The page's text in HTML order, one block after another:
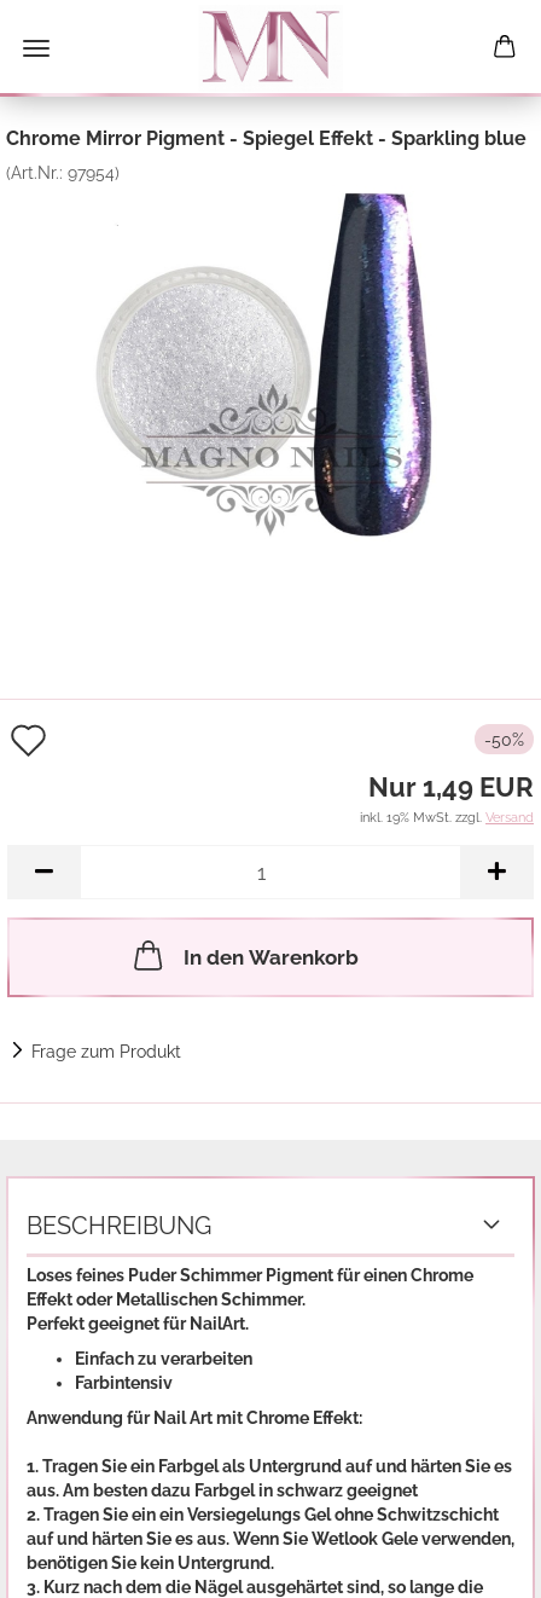
Chrome Mirror Pigment - Spiegel Effekt - Sparkling blue
(Art.Nr.: 97954)
-50%
Nur 1,49 EUR
inkl. 19% MwSt. zzgl. Versand
In den Warenkorb
Frage zum Produkt
BESCHREIBUNG
Loses feines Puder Schimmer Pigment für einen Chrome
Effekt oder Metallischen Schimmer.
Perfekt geeignet für NailArt.
Einfach zu verarbeiten
Farbintensiv
Anwendung für Nail Art mit Chrome Effekt:
1. Tragen Sie ein Farbgel als Untergrund auf und härten Sie es
aus. Am besten dazu Farbgel in schwarz geeignet
2. Tragen Sie ein ein Versiegelungs Gel ohne Schwitzschicht
auf und härten Sie es aus. Wenn Sie Wetlook Gele verwenden,
benötigen Sie kein Untergrund.
3. Kurz nach dem die Nägel ausgehärtet sind, so lange die